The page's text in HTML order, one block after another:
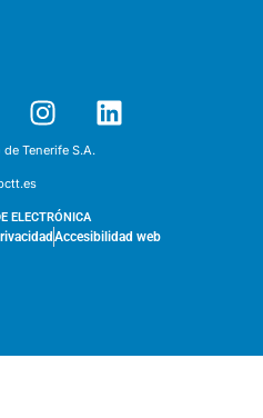
Tenerife S.A.
ELECTRÓNICA
Accesibilidad web